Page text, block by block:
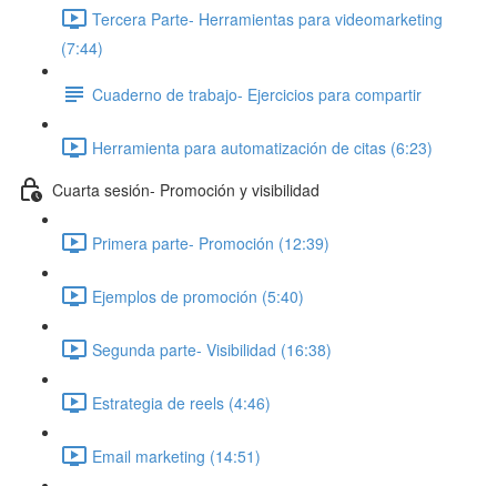
Tercera Parte- Herramientas para videomarketing
(7:44)
Cuaderno de trabajo- Ejercicios para compartir
Herramienta para automatización de citas (6:23)
Cuarta sesión- Promoción y visibilidad
Primera parte- Promoción (12:39)
Ejemplos de promoción (5:40)
Segunda parte- Visibilidad (16:38)
Estrategia de reels (4:46)
Email marketing (14:51)